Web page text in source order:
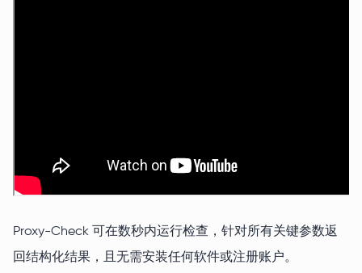
Proxy-Check 可在数秒内运行检查，针对所有关键参数返
回结构化结果，且无需安装任何软件或注册账户。